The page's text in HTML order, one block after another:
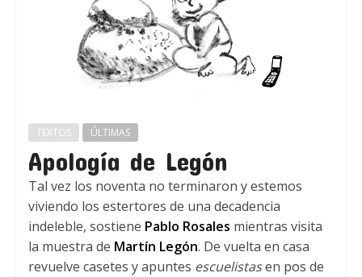
TEXTOS ÚLTIMAS
Apología de Legón
Tal vez los noventa no terminaron y estemos
viviendo los estertores de una decadencia
indeleble, sostiene Pablo Rosales mientras visita
la muestra de Martín Legón. De vuelta en casa
revuelve casetes y apuntes escuelistasen pos de